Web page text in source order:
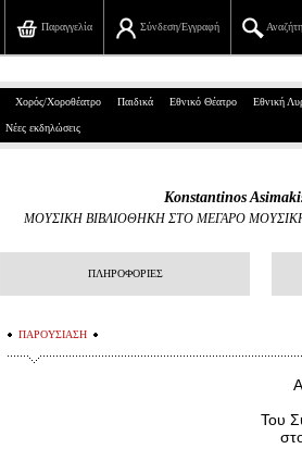
Σύνδεση/Εγγραφή
Παραγγελία
Πανεπιστημίου 39, Αθήνα
Αναζήτηση
Αναζήτηση παραγγελίας
Χορός/Χοροθέατρο Παιδικά Εθνικό Θέατρο Εθνική
Νέες εκδηλώσεις
Konstantinos
ΜΟΥΣΙΚΗ ΒΙΒΛΙΟΘΗΚΗ ΣΤΟ ΜΕΓΑΡΟ
ΠΛΗΡΟΦΟΡΙΕΣ
ΠΑΡΟΥΣΙΑΣΗ
Του